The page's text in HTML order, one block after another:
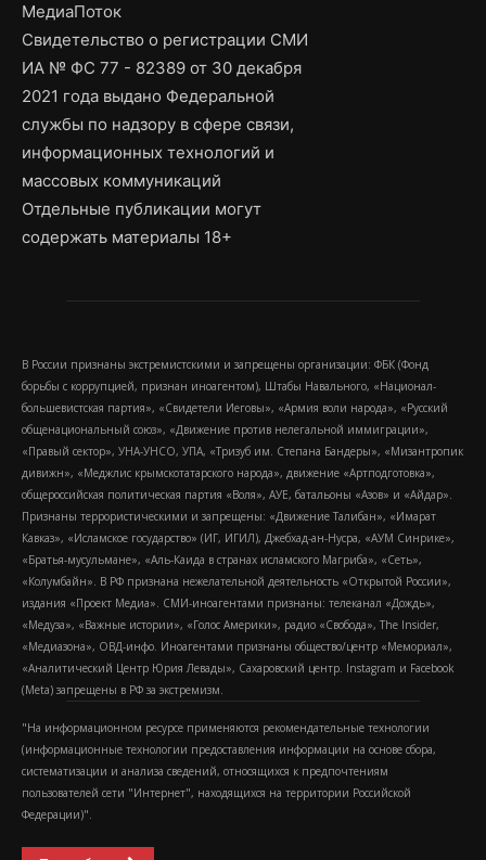
МедиаПоток
Свидетельство о регистрации СМИ
ИА № ФС 77 - 82389 от 30 декабря
2021 года выдано Федеральной
службы по надзору в сфере связи,
информационных технологий и
массовых коммуникаций
Отдельные публикации могут
содержать материалы 18+
В России признаны экстремистскими и запрещены организации: ФБК (Фонд
борьбы с коррупцией, признан иноагентом), Штабы Навального, «Национал-
большевистская партия», «Свидетели Иеговы», «Армия воли народа», «Русский
общенациональный союз», «Движение против нелегальной иммиграции»,
«Правый сектор», УНА-УНСО, УПА, «Тризуб им. Степана Бандеры», «Мизантропик
дивижн», «Меджлис крымскотатарского народа», движение «Артподготовка»,
общероссийская политическая партия «Воля», АУЕ, батальоны «Азов» и «Айдар».
Признаны террористическими и запрещены: «Движение Талибан», «Имарат
Кавказ», «Исламское государство» (ИГ, ИГИЛ), Джебхад-ан-Нусра, «АУМ Синрике»,
«Братья-мусульмане», «Аль-Каида в странах исламского Магриба», «Сеть»,
«Колумбайн». В РФ признана нежелательной деятельность «Открытой России»,
издания «Проект Медиа». СМИ-иноагентами признаны: телеканал «Дождь»,
«Медуза», «Важные истории», «Голос Америки», радио «Свобода», The Insider,
«Медиазона», ОВД-инфо. Иноагентами признаны общество/центр «Мемориал»,
«Аналитический Центр Юрия Левады», Сахаровский центр. Instagram и Facebook
(Metа) запрещены в РФ за экстремизм.
"На информационном ресурсе применяются рекомендательные технологии
(информационные технологии предоставления информации на основе сбора,
систематизации и анализа сведений, относящихся к предпочтениям
пользователей сети "Интернет", находящихся на территории Российской
Федерации)".